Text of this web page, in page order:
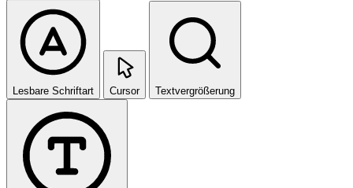
Lesbare Schriftart Cursor Textvergrößerung